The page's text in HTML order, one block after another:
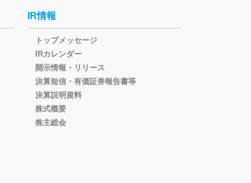
IR情報
トップメッセージ
IRカレンダー
開示情報・リリース
決算短信・有価証券報告書等
決算説明資料
株式概要
株主総会